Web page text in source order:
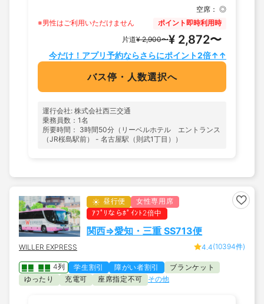
ビルタワーイ
空席： ◎
※男性はご利用いただけません
ポイント即時利用時
片道¥ 2,900〜¥ 2,872〜
今だけ！アプリ予約ならさらにポイント2倍↑↑
バス停・人数選択へ
運行会社: 株式会社西三交通
乗務員数：1名
所要時間： 3時間50分（リーベルホテル エントランス
（JR桜島駅前） - 名古屋駅（則武1丁目））
昼行便
女性専用席
ｱﾌﾟﾘならﾎﾟｲﾝﾄ2倍中
関西⇒愛知・三重 SS713便
WILLER EXPRESS 4.4(10394件)
4列 学生割引 障がい者割引
ブランケット
ゆったり
充電可 座席指定不可 その他